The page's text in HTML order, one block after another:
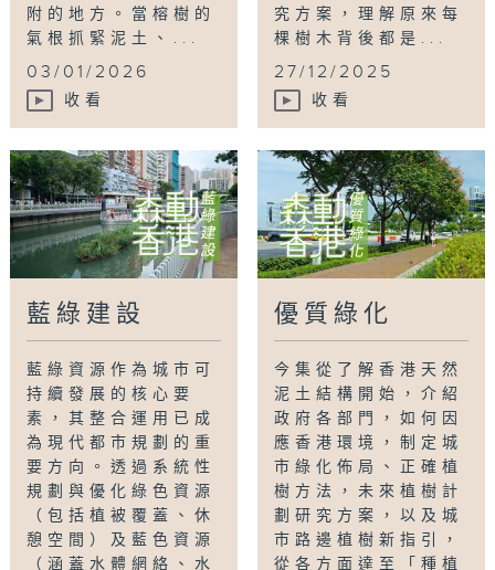
附的地方。當榕樹的
氣根抓緊泥土、...
03/01/2026
收看
究方案，理解原來每
棵樹木背後都是...
27/12/2025
收看
藍綠建設
藍綠資源作為城市可
持續發展的核心要
素，其整合運用已成
為現代都市規劃的重
要方向。透過系統性
規劃與優化綠色資源
（包括植被覆蓋、休
憩空間）及藍色資源
（涵蓋水體網絡、水
優質綠化
今集從了解香港天然
泥土結構開始，介紹
政府各部門，如何因
應香港環境，制定城
市綠化佈局、正確植
樹方法，未來植樹計
劃研究方案，以及城
市路邊植樹新指引，
從各方面達至「種植